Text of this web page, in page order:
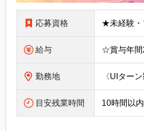
応募資格
給与
勤務地
目安残業時間 10時間以内